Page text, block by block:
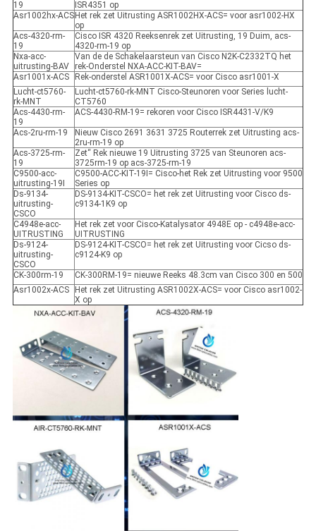
19
ISR4351 op
Asr1002hx-ACS Het rek zet Uitrusting ASR1002HX-ACS= voor asr1002-HX
op
Acs-4320-rm-
19
Cisco ISR 4320 Reeksenrek zet Uitrusting, 19 Duim, acs-
4320-rm-19 op
Nxa-acc-
uitrusting-BAV
Van de de Schakelaarsteun van Cisco N2K-C2332TQ het
rek-Onderstel NXA-ACC-KIT-BAV=
Asr1001x-ACS
Rek-onderstel ASR1001X-ACS= voor Cisco asr1001-X
Lucht-ct5760-
rk-MNT
Lucht-ct5760-rk-MNT Cisco-Steunoren voor Series lucht-
CT5760
Acs-4430-rm-
19
ACS-4430-RM-19= rekoren voor Cisco ISR4431-V/K9
Acs-2ru-rm-19
Nieuw Cisco 2691 3631 3725 Routerrek zet Uitrusting acs-
2ru-rm-19 op
Acs-3725-rm-
19
Zet“ Rek nieuwe 19 Uitrusting 3725 van Steunoren acs-
3725rm-19 op acs-3725-rm-19
C9500-acc-
uitrusting-19I
C9500-ACC-KIT-19I= Cisco-het Rek zet Uitrusting voor 9500
Series op
Ds-9134-
uitrusting-
CSCO
DS-9134-KIT-CSCO= het rek zet Uitrusting voor Cisco ds-
c9134-1K9 op
C4948e-acc-
UITRUSTING
Het rek zet voor Cisco-Katalysator 4948E op - c4948e-acc-
UITRUSTING
Ds-9124-
uitrusting-
CSCO
DS-9124-KIT-CSCO= het rek zet Uitrusting voor Cicso ds-
c9124-K9 op
CK-300rm-19
CK-300RM-19= nieuwe Reeks 48.3cm van Cisco 300 en 500
Asr1002x-ACS
Het rek zet Uitrusting ASR1002X-ACS= voor Cisco asr1002-
X op